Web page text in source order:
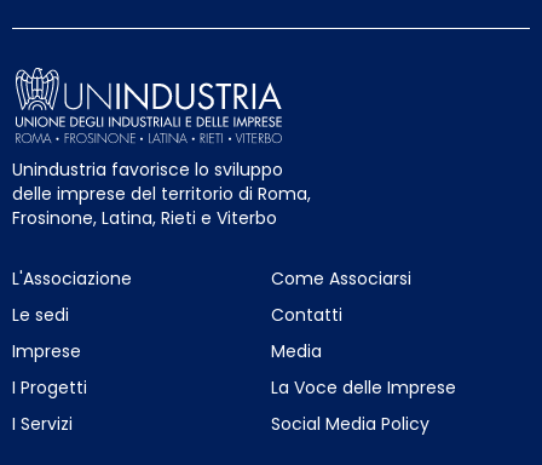
Unindustria favorisce lo sviluppo
delle imprese del territorio di Roma,
Frosinone, Latina, Rieti e Viterbo
L'Associazione
Le sedi
Imprese
I Progetti
I Servizi
Come Associarsi
Contatti
Media
La Voce delle Imprese
Social Media Policy